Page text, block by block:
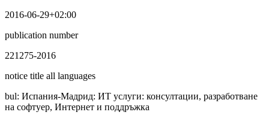
2016-06-29+02:00
publication number
221275-2016
notice title all languages
bul: Иcпaния-Мадрид: ИТ услуги: консултации, разработване
на софтуер, Интернет и поддръжка